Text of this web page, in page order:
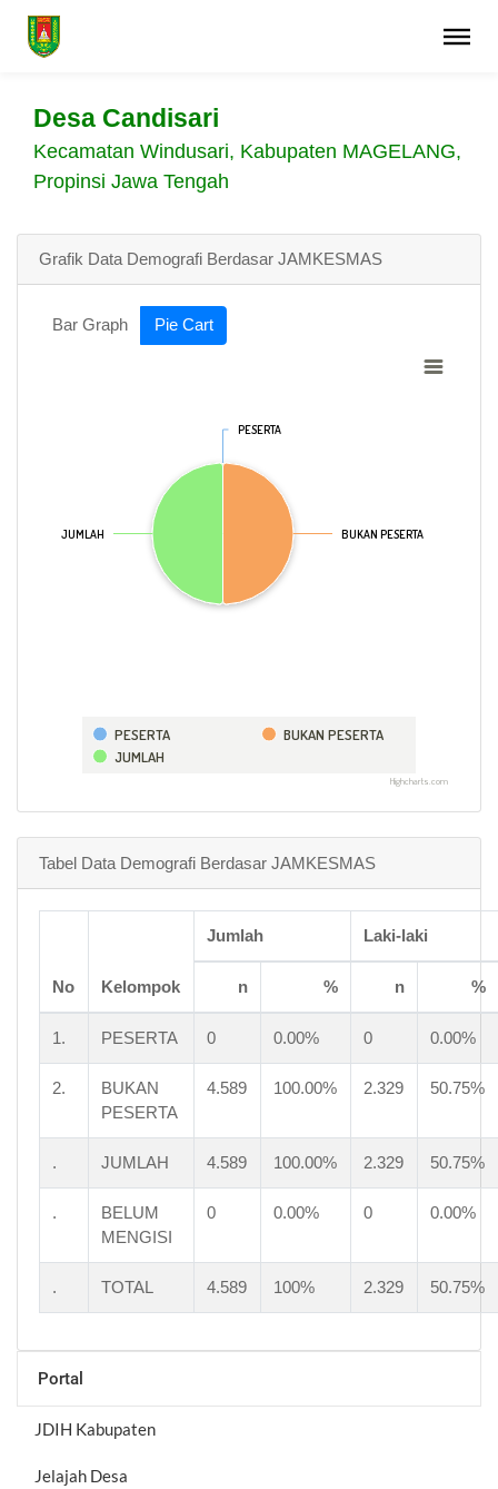
Desa Candisari
Kecamatan Windusari, Kabupaten MAGELANG,
Propinsi Jawa Tengah
Grafik Data Demografi Berdasar JAMKESMAS
Bar Graph Pie Cart
PESERTA
PESERTA
BUKAN PESERTA
BUKAN PESERTA
JUMLAH
JUMLAH
PESERTA
BUKAN PESERTA
JUMLAH
Highcharts.com
Tabel Data Demografi Berdasar JAMKESMAS
No Kelompok
Jumlah Laki-laki
n % n %
1. PESERTA 0 0.00% 0 0.00%
2.
BUKAN
PESERTA
4.589 100.00% 2.329 50.75%
. JUMLAH 4.589 100.00% 2.329 50.75%
.
BELUM
MENGISI
0 0.00% 0 0.00%
. TOTAL 4.589 100% 2.329 50.75%
Portal
JDIH Kabupaten
Jelajah Desa